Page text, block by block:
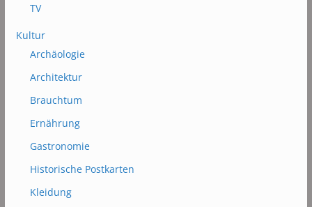
TV
Kultur
Archäologie
Architektur
Brauchtum
Ernährung
Gastronomie
Historische Postkarten
Kleidung